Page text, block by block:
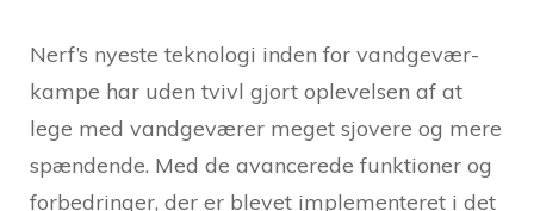
Nerf’s nyeste teknologi inden for vandgevær-
kampe har uden tvivl gjort oplevelsen af at
lege med vandgeværer meget sjovere og mere
spændende. Med de avancerede funktioner og
forbedringer, der er blevet implementeret i det